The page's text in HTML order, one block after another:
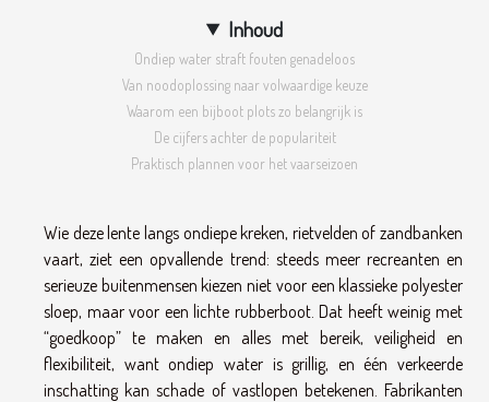
Inhoud
Ondiep water straft fouten genadeloos
Van noodoplossing naar volwaardige keuze
Waarom een bijboot plots zo belangrijk is
De cijfers achter de populariteit
Praktisch plannen voor het vaarseizoen
Wie deze lente langs ondiepe kreken, rietvelden of zandbanken
vaart, ziet een opvallende trend: steeds meer recreanten en
serieuze buitenmensen kiezen niet voor een klassieke polyester
sloep, maar voor een lichte rubberboot. Dat heeft weinig met
“goedkoop” te maken en alles met bereik, veiligheid en
flexibiliteit, want ondiep water is grillig, en één verkeerde
inschatting kan schade of vastlopen betekenen. Fabrikanten